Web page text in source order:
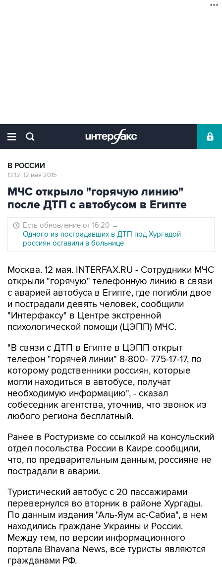
В РОССИИ
13:12, 12 мая 2015
МЧС открыло "горячую линию"
после ДТП с автобусом в Египте
Есть обновление от 16:20 →
Одного из пострадавших в ДТП под Хургадой
россиян оставили в больнице
Москва. 12 мая. INTERFAX.RU - Сотрудники МЧС
открыли "горячую" телефонную линию в связи
с аварией автобуса в Египте, где погибли двое
и пострадали девять человек, сообщили
"Интерфаксу" в Центре экстренной
психологической помощи (ЦЭПП) МЧС.
"В связи с ДТП в Египте в ЦЭПП открыт
телефон "горячей линии" 8-800- 775-17-17, по
которому родственники россиян, которые
могли находиться в автобусе, получат
необходимую информацию", - сказал
собеседник агентства, уточнив, что звонок из
любого региона бесплатный.
Ранее в Ростуризме со ссылкой на консульский
отдел посольства России в Каире сообщили,
что, по предварительным данным, россияне не
пострадали в аварии.
Туристический автобус с 20 пассажирами
перевернулся во вторник в районе Хургады.
По данным издания "Аль-Яум ас-Сабиа", в нем
находились граждане Украины и России.
Между тем, по версии информационного
портала Bhavana News, все туристы являются
гражданами РФ.